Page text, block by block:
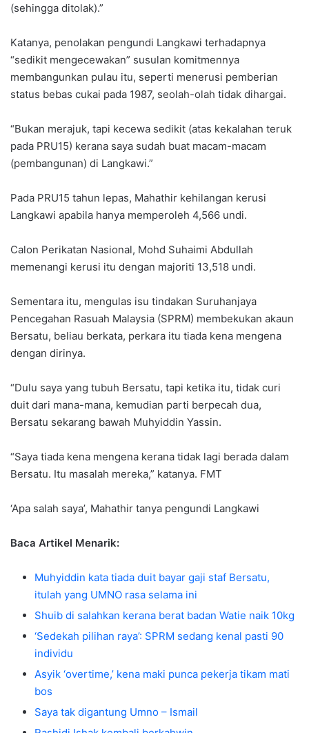
(sehingga ditolak).”
Katanya, penolakan pengundi Langkawi terhadapnya
“sedikit mengecewakan” susulan komitmennya
membangunkan pulau itu, seperti menerusi pemberian
status bebas cukai pada 1987, seolah-olah tidak dihargai.
“Bukan merajuk, tapi kecewa sedikit (atas kekalahan teruk
pada PRU15) kerana saya sudah buat macam-macam
(pembangunan) di Langkawi.”
Pada PRU15 tahun lepas, Mahathir kehilangan kerusi
Langkawi apabila hanya memperoleh 4,566 undi.
Calon Perikatan Nasional, Mohd Suhaimi Abdullah
memenangi kerusi itu dengan majoriti 13,518 undi.
Sementara itu, mengulas isu tindakan Suruhanjaya
Pencegahan Rasuah Malaysia (SPRM) membekukan akaun
Bersatu, beliau berkata, perkara itu tiada kena mengena
dengan dirinya.
“Dulu saya yang tubuh Bersatu, tapi ketika itu, tidak curi
duit dari mana-mana, kemudian parti berpecah dua,
Bersatu sekarang bawah Muhyiddin Yassin.
“Saya tiada kena mengena kerana tidak lagi berada dalam
Bersatu. Itu masalah mereka,” katanya. FMT
‘Apa salah saya’, Mahathir tanya pengundi Langkawi
Baca Artikel Menarik:
Muhyiddin kata tiada duit bayar gaji staf Bersatu,
itulah yang UMNO rasa selama ini
Shuib di salahkan kerana berat badan Watie naik 10kg
‘Sedekah pilihan raya’: SPRM sedang kenal pasti 90
individu
Asyik ‘overtime,’ kena maki punca pekerja tikam mati
bos
Saya tak digantung Umno – Ismail